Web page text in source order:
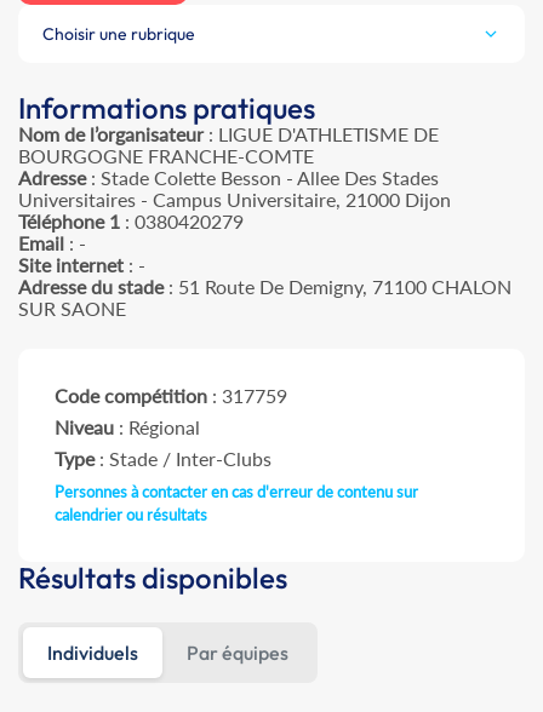
Choisir une rubrique
Informations pratiques
Nom de l’organisateur: LIGUE D'ATHLETISME DE
BOURGOGNE FRANCHE-COMTE
Adresse: Stade Colette Besson - Allee Des Stades
Universitaires - Campus Universitaire, 21000 Dijon
Téléphone 1 : 0380420279
Email : -
Site internet : -
Adresse du stade: 51 Route De Demigny, 71100 CHALON
SUR SAONE
Code compétition : 317759
Niveau : Régional
Type: Stade / Inter-Clubs
Personnes à contacter en cas d'erreur de contenu sur
calendrier ou résultats
Résultats disponibles
Individuels Par équipes